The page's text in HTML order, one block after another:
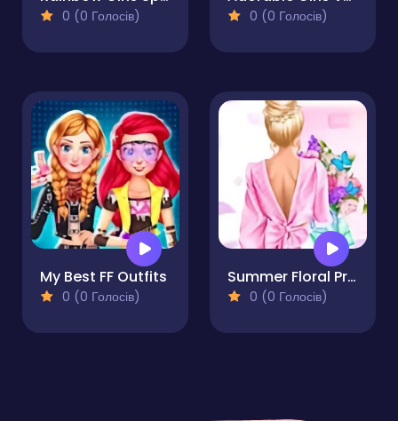
0 (0 Голосів) 0 (0 Голосів)
My Best FF Outfits
0 (0 Голосів)
Summer Floral Prints
0 (0 Голосів)